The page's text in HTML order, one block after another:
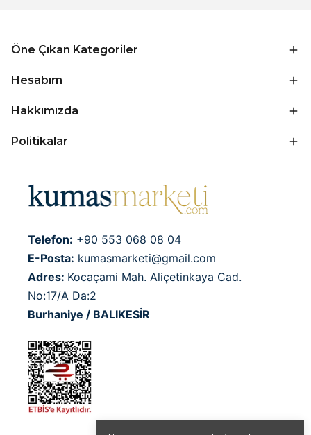
Öne Çıkan Kategoriler
Hesabım
Hakkımızda
Politikalar
Telefon: +90 553 068 08 04
E-Posta: kumasmarketi@gmail.com
Adres: Kocaçami Mah. Aliçetinkaya Cad.
No:17/A Da:2
Burhaniye / BALIKESİR